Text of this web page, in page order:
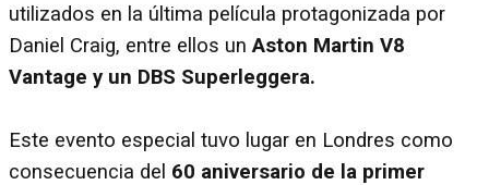
utilizados en la última película protagonizada por
Daniel Craig, entre ellos unAston Martin V8
Vantage y un DBS Superleggera.
Este evento especial tuvo lugar en Londres como
consecuencia del 60 aniversario de la primer